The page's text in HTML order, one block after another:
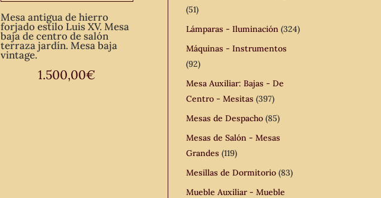
Mesa antigua de hierro
forjado estilo Luis XV. Mesa
baja de centro de salón
terraza jardín. Mesa baja
vintage.
1.500,00€
(51)
Lámparas - Iluminación (324)
Máquinas - Instrumentos
(92)
Mesa Auxiliar: Bajas - De
Centro - Mesitas (397)
Mesas de Despacho (85)
Mesas de Salón - Mesas
Grandes (119)
Mesillas de Dormitorio (83)
Mueble Auxiliar - Mueble